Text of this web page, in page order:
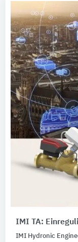
IMI TA:
IMI Hydronic